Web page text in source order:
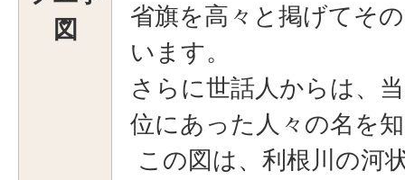
図
省旗を高々と掲げてそ
います。
さらに世話人からは、
位にあった人々の名を
この図は、利根川の河